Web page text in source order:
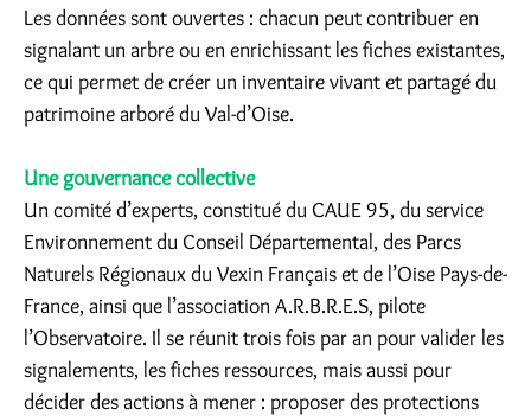
Les données sont ouvertes : chacun peut contribuer en
signalant un arbre ou en enrichissant les fiches existantes,
ce qui permet de créer un inventaire vivant et partagé du
patrimoine arboré du Val-d’Oise.
Une gouvernance collective
Un comité d’experts, constitué du CAUE 95, du service
Environnement du Conseil Départemental, des Parcs
Naturels Régionaux du Vexin Français et de l’Oise Pays-de-
France, ainsi que l’association A.R.B.R.E.S, pilote
l’Observatoire. Il se réunit trois fois par an pour valider les
signalements, les fiches ressources, mais aussi pour
décider des actions à mener : proposer des protections